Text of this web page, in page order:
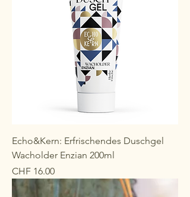
Echo&Kern: Erfrischendes Duschgel
Wacholder Enzian 200ml
Preis
CHF 16.00